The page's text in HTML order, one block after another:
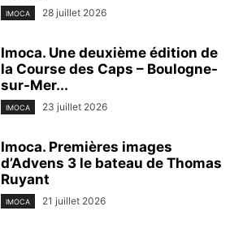
IMOCA 28 juillet 2026
Imoca. Une deuxième édition de
la Course des Caps – Boulogne-
sur-Mer...
IMOCA 23 juillet 2026
Imoca. Premières images
d’Advens 3 le bateau de Thomas
Ruyant
IMOCA 21 juillet 2026